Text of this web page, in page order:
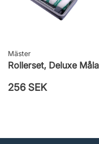
Mäster
256 SEK